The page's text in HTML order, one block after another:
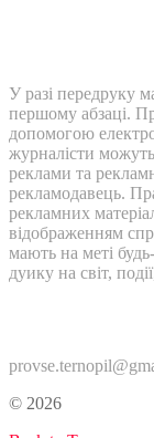
У разі передруку
першому абзаці.
допомогою
журналісти
реклами та
рекламодавець.
рекламних
відображенням
мають на меті
дуику на світ,
© 2026